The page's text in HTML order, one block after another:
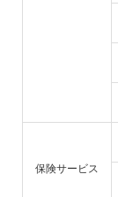
保険サービス